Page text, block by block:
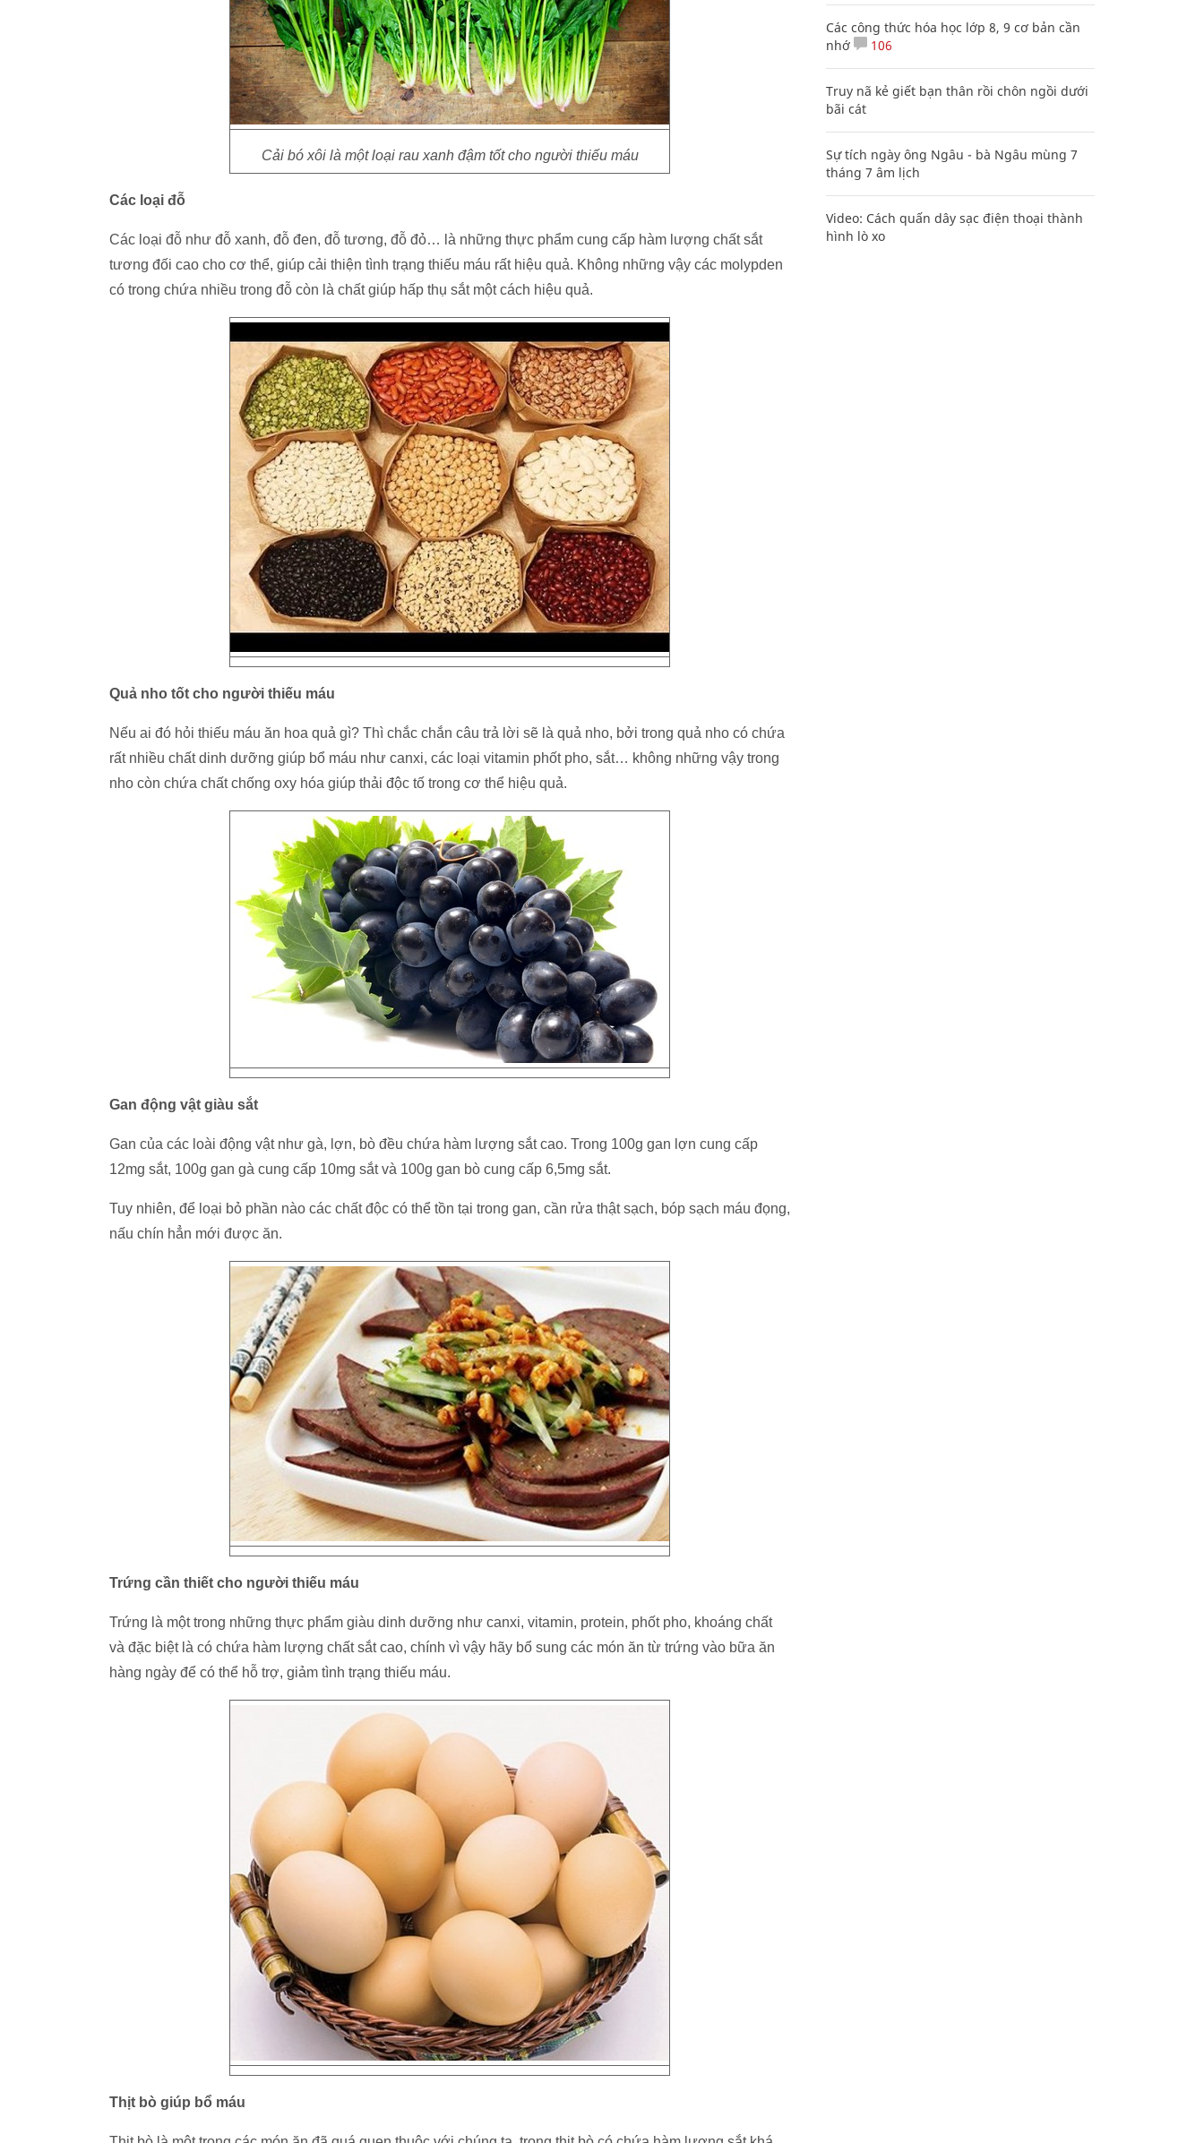
Cải bó xôi là một loại rau xanh đậm tốt cho người thiếu máu
Các loại đỗ
Các loại đỗ như đỗ xanh, đỗ đen, đỗ tương, đỗ đỏ… là những thực phẩm cung cấp hàm lượng chất sắt
tương đối cao cho cơ thể, giúp cải thiện tình trạng thiếu máu rất hiệu quả. Không những vậy các molypden
có trong chứa nhiều trong đỗ còn là chất giúp hấp thụ sắt một cách hiệu quả.
Quả nho tốt cho người thiếu máu
Nếu ai đó hỏi thiếu máu ăn hoa quả gì? Thì chắc chắn câu trả lời sẽ là quả nho, bởi trong quả nho có chứa
rất nhiều chất dinh dưỡng giúp bổ máu như canxi, các loại vitamin phốt pho, sắt… không những vậy trong
nho còn chứa chất chống oxy hóa giúp thải độc tố trong cơ thể hiệu quả.
Gan động vật giàu sắt
Gan của các loài động vật như gà, lợn, bò đều chứa hàm lượng sắt cao. Trong 100g gan lợn cung cấp
12mg sắt, 100g gan gà cung cấp 10mg sắt và 100g gan bò cung cấp 6,5mg sắt.
Tuy nhiên, để loại bỏ phần nào các chất độc có thể tồn tại trong gan, cần rửa thật sạch, bóp sạch máu đọng,
nấu chín hẳn mới được ăn.
Trứng cần thiết cho người thiếu máu
Trứng là một trong những thực phẩm giàu dinh dưỡng như canxi, vitamin, protein, phốt pho, khoáng chất
và đặc biệt là có chứa hàm lượng chất sắt cao, chính vì vậy hãy bổ sung các món ăn từ trứng vào bữa ăn
hàng ngày để có thể hỗ trợ, giảm tình trạng thiếu máu.
Thịt bò giúp bổ máu
Các công thức hóa học lớp 8, 9 cơ bản cần
nhớ
106
Truy nã kẻ giết bạn thân rồi chôn ngồi dưới
bãi cát
Sự tích ngày ông Ngâu - bà Ngâu mùng 7
tháng 7 âm lịch
Video: Cách quấn dây sạc điện thoại thành
hình lò xo